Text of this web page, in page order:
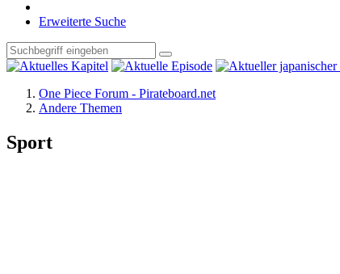
Erweiterte Suche
One Piece Forum - Pirateboard.net
Andere Themen
Sport